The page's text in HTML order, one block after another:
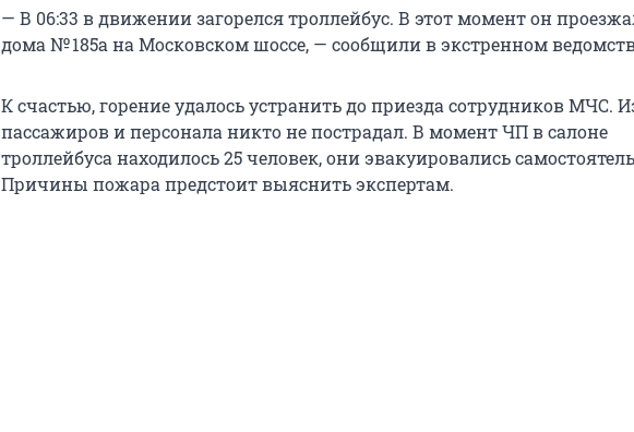
— В 06:33 в движении загорелся троллейбус. В этот момент он
дома № 185а на Московском шоссе, — сообщили в экстренном
К счастью, горение удалось устранить до приезда сотрудников МЧС.
пассажиров и персонала никто не пострадал. В момент ЧП в салоне
троллейбуса находилось 25 человек, они эвакуировались
Причины пожара предстоит выяснить экспертам.